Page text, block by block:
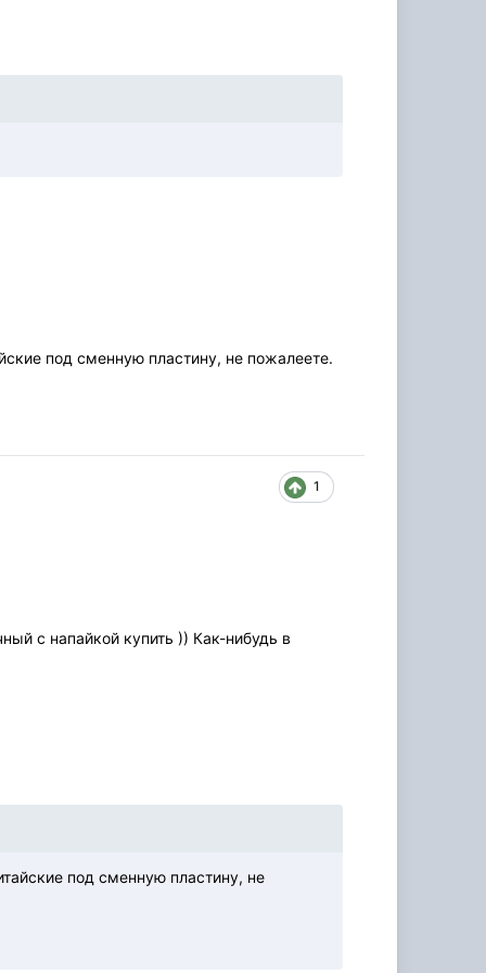
под сменную пластину, не пожалеете.
1
с напайкой купить )) Как-нибудь в
под сменную пластину, не